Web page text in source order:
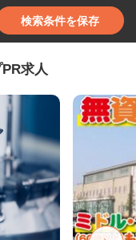
検索条件を保存
求人